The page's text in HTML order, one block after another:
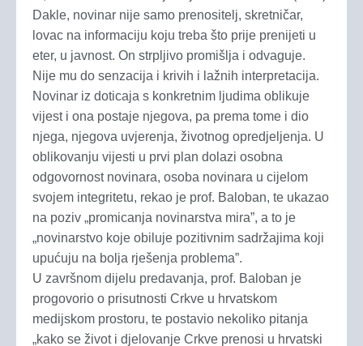
Dakle, novinar nije samo prenositelj, skretničar,
lovac na informaciju koju treba što prije prenijeti u
eter, u javnost. On strpljivo promišlja i odvaguje.
Nije mu do senzacija i krivih i lažnih interpretacija.
Novinar iz doticaja s konkretnim ljudima oblikuje
vijest i ona postaje njegova, pa prema tome i dio
njega, njegova uvjerenja, životnog opredjeljenja. U
oblikovanju vijesti u prvi plan dolazi osobna
odgovornost novinara, osoba novinara u cijelom
svojem integritetu, rekao je prof. Baloban, te ukazao
na poziv „promicanja novinarstva mira”, a to je
„novinarstvo koje obiluje pozitivnim sadržajima koji
upućuju na bolja rješenja problema”.
U završnom dijelu predavanja, prof. Baloban je
progovorio o prisutnosti Crkve u hrvatskom
medijskom prostoru, te postavio nekoliko pitanja
„kako se život i djelovanje Crkve prenosi u hrvatski